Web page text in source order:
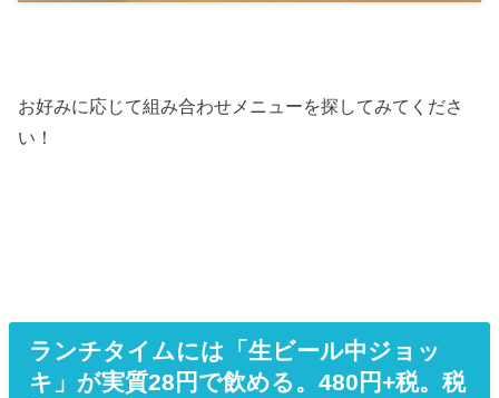
お好みに応じて組み合わせメニューを探してみてくださ
い！
ランチタイムには「生ビール中ジョッ
キ」が実質28円で飲める。480円+税。税